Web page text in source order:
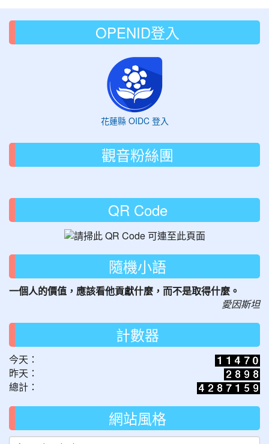
OPENID登入
花蓮縣 OIDC 登入
觀音粉絲團
QR Code
隨機小語
一個人的價值，應該看他貢獻什麼，而不是取得什麼。
愛因斯坦
計數器
今天：
昨天：
總計：
網站風格